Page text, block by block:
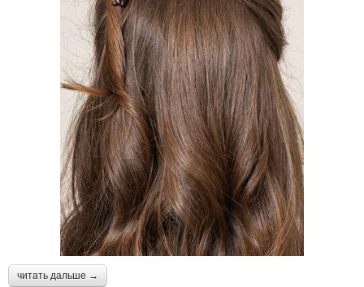
читать дальше →